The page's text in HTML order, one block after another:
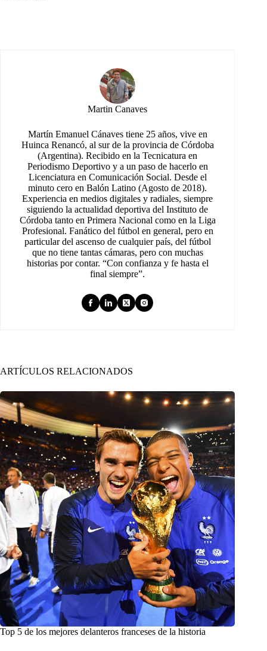
Martin Canaves
Martín Emanuel Cánaves tiene 25 años, vive en
Huinca Renancó, al sur de la provincia de Córdoba
(Argentina). Recibido en la Tecnicatura en
Periodismo Deportivo y a un paso de hacerlo en
Licenciatura en Comunicación Social. Desde el
minuto cero en Balón Latino (Agosto de 2018).
Experiencia en medios digitales y radiales, siempre
siguiendo la actualidad deportiva del Instituto de
Córdoba tanto en Primera Nacional como en la Liga
Profesional. Fanático del fútbol en general, pero en
particular del ascenso de cualquier país, del fútbol
que no tiene tantas cámaras, pero con muchas
historias por contar. “Con confianza y fe hasta el
final siempre”.
ARTÍCULOS RELACIONADOS
Top 5 de los mejores delanteros franceses de la historia